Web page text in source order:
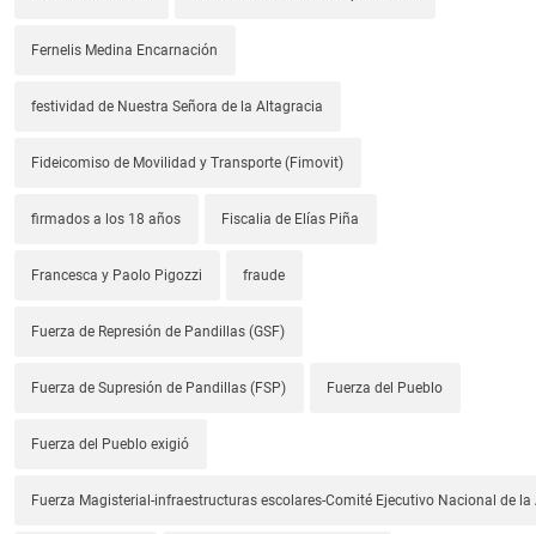
Fernelis Medina Encarnación
festividad de Nuestra Señora de la Altagracia
Fideicomiso de Movilidad y Transporte (Fimovit)
firmados a los 18 años Fiscalia de Elías Piña
Francesca y Paolo Pigozzi fraude
Fuerza de Represión de Pandillas (GSF)
Fuerza de Supresión de Pandillas (FSP) Fuerza del Pueblo
Fuerza del Pueblo exigió
Fuerza Magisterial-infraestructuras escolares-Comité Ejecutivo Nacional de la